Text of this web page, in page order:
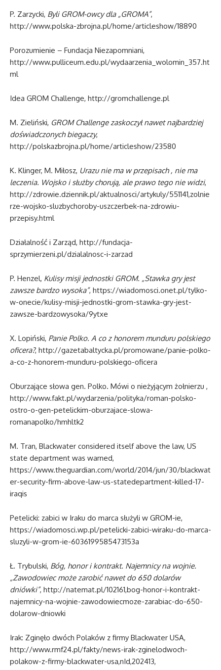
P. Zarzycki, Byli GROM-owcy dla „GROMA”,
http://www.polska-zbrojna.pl/home/articleshow/18890
Porozumienie – Fundacja Niezapomniani,
http://www.pulliceum.edu.pl/wydaarzenia_wolomin_357.ht
ml
Idea GROM Challenge, http://gromchallenge.pl
M. Zieliński, GROM Challenge zaskoczył nawet najbardziej
doświadczonych biegaczy,
http://polskazbrojna.pl/home/articleshow/23580
K. Klinger, M. Miłosz, Urazu nie ma w przepisach , nie ma
leczenia. Wojsko i służby chorują, ale prawo tego nie widzi,
http://zdrowie.dziennik.pl/aktualnosci/artykuly/551141,zolnie
rze-wojsko-sluzbychoroby-uszczerbek-na-zdrowiu-
przepisy.html
Działalność i Zarząd, http://fundacja-
sprzymierzeni.pl/dzialalnosc-i-zarzad
P. Henzel, Kulisy misji jednostki GROM. „Stawka gry jest
zawsze bardzo wysoka”, https://wiadomosci.onet.pl/tylko-
w-onecie/kulisy-misji-jednostki-grom-stawka-gry-jest-
zawsze-bardzowysoka/9ytxe
X. Lopiński, Panie Polko. A co z honorem munduru polskiego
oficera?, http://gazetabaltycka.pl/promowane/panie-polko-
a-co-z-honorem-munduru-polskiego-oficera
Oburzające słowa gen. Polko. Mówi o nieżyjącym żołnierzu ,
http://www.fakt.pl/wydarzenia/polityka/roman-polsko-
ostro-o-gen-petelickim-oburzajace-slowa-
romanapolko/hmhltk2
M. Tran, Blackwater considered itself above the law, US
state department was warned,
https://www.theguardian.com/world/2014/jun/30/blackwat
er-security-firm-above-law-us-statedepartment-killed-17-
iraqis
Petelicki: zabici w Iraku do marca służyli w GROM-ie,
https://wiadomosci.wp.pl/petelicki-zabici-wiraku-do-marca-
sluzyli-w-grom-ie-6036199585473153a
Ł. Trybulski, Bóg, honor i kontrakt. Najemnicy na wojnie.
„Zawodowiec może zarobić nawet do 650 dolarów
dniówki”, http://natemat.pl/102161,bog-honor-i-kontrakt-
najemnicy-na-wojnie-zawodowiecmoze-zarabiac-do-650-
dolarow-dniowki
Irak: Zginęło dwóch Polaków z firmy Blackwater USA,
http://www.rmf24.pl/fakty/news-irak-zginelodwoch-
polakow-z-firmy-blackwater-usa,nId,202413,